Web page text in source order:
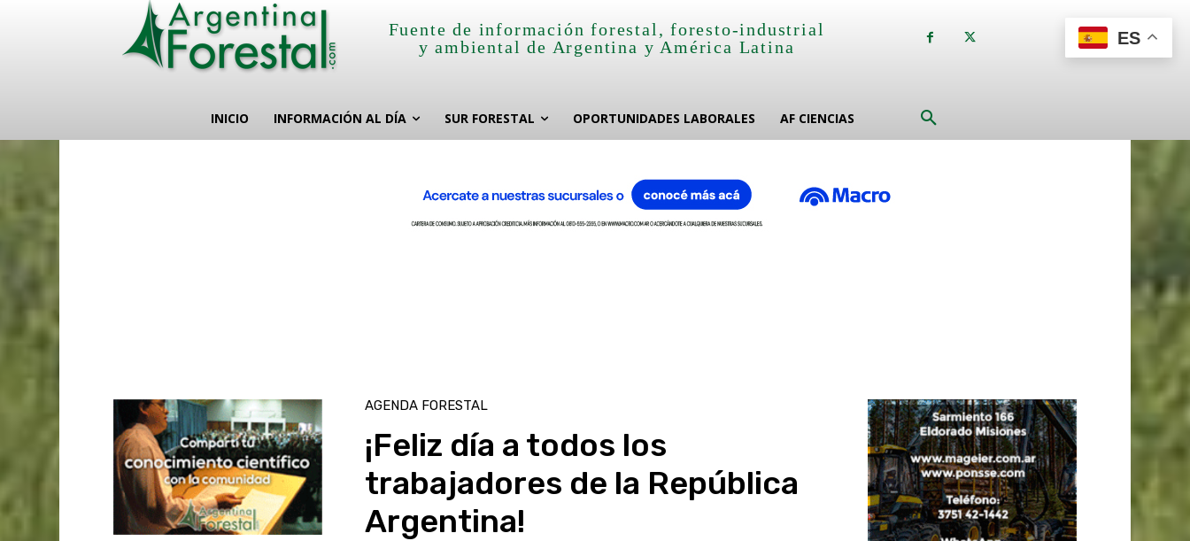
Fuente de información forestal, foresto-industrial
y ambiental de Argentina y América Latina
INICIO INFORMACIÓN AL DÍA SUR FORESTAL OPORTUNIDADES LABORALES AF CIENCIAS
AGENDA FORESTAL
¡Feliz día a todos los
trabajadores de la República
Argentina!
ES